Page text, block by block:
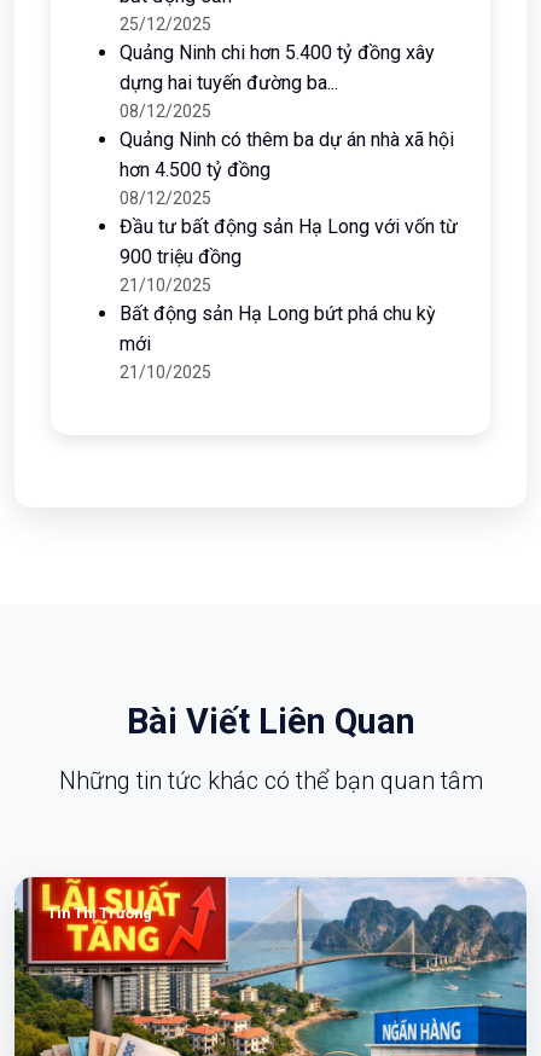
08/12/2025
Cùng Chuyên Mục
Lãi suất tăng, phép thử cho thị trường
bất động sản
25/12/2025
Quảng Ninh chi hơn 5.400 tỷ đồng xây
dựng hai tuyến đường ba...
08/12/2025
Bài Viết Liên Quan
Những tin tức khác có thể bạn quan tâm